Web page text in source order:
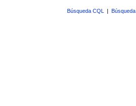
Búsqueda CQL |